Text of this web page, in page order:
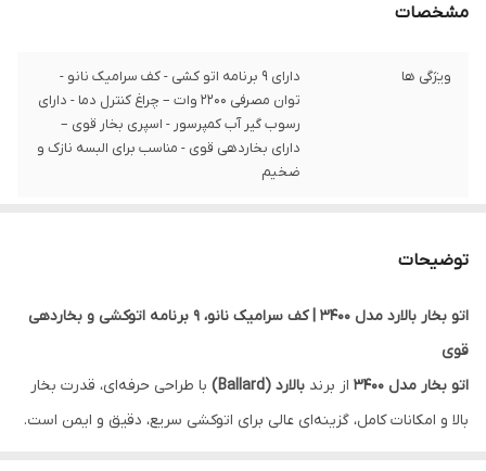
مشخصات
ویژگی ها
دارای 9 برنامه اتو کشی - کف سرامیک نانو -
توان مصرفی 2200 وات – چراغ کنترل دما - دارای
رسوب گیر آب کمپرسور - اسپری بخار قوی –
دارای بخاردهی قوی - مناسب برای البسه نازک و
ضخیم
توضیحات
اتو بخار بالارد مدل 3400 | کف سرامیک نانو، ۹ برنامه اتوکشی و بخاردهی
قوی
اتو بخار مدل 3400
از برند بالارد (Ballard)
با طراحی حرفه‌ای، قدرت بخار
بالا و امکانات کامل، گزینه‌ای عالی برای اتوکشی سریع، دقیق و ایمن است.